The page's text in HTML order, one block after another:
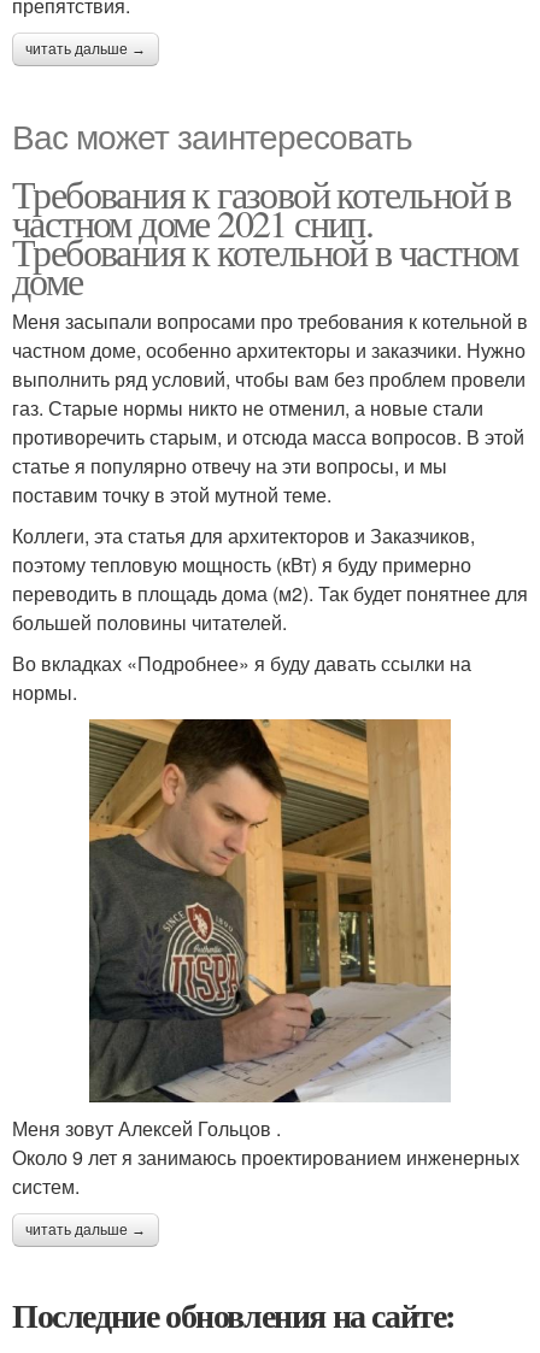
препятствия.
читать дальше →
Вас может заинтересовать
Требования к газовой котельной в
частном доме 2021 снип.
Требования к котельной в частном
доме
Меня засыпали вопросами про требования к котельной в
частном доме, особенно архитекторы и заказчики. Нужно
выполнить ряд условий, чтобы вам без проблем провели
газ. Старые нормы никто не отменил, а новые стали
противоречить старым, и отсюда масса вопросов. В этой
статье я популярно отвечу на эти вопросы, и мы
поставим точку в этой мутной теме.
Коллеги, эта статья для архитекторов и Заказчиков,
поэтому тепловую мощность (кВт) я буду примерно
переводить в площадь дома (м2). Так будет понятнее для
большей половины читателей.
Во вкладках «Подробнее» я буду давать ссылки на
нормы.
Меня зовут Алексей Гольцов .
Около 9 лет я занимаюсь проектированием инженерных
систем.
читать дальше →
Последние обновления на сайте: